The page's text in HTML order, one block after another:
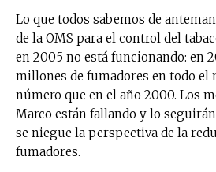
Lo que todos sabemos de
de la OMS para el control del
en 2005 no está funcionando: en
millones de fumadores en todo el
número que en el año 2000. Los
Marco están fallando y lo
se niegue la perspectiva de la
fumadores.